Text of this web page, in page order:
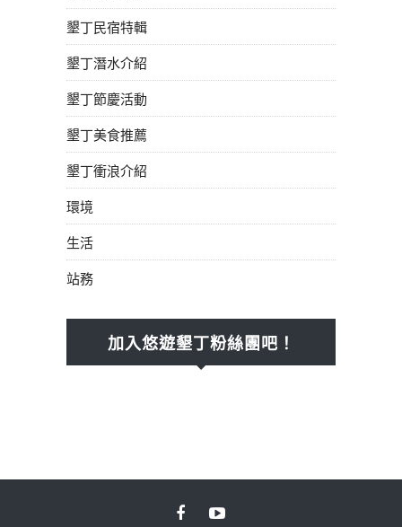
墾丁民宿特輯
墾丁潛水介紹
墾丁節慶活動
墾丁美食推薦
墾丁衝浪介紹
環境
生活
站務
加入悠遊墾丁粉絲團吧！